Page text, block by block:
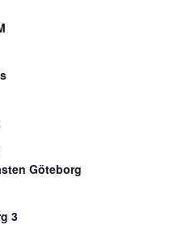
Göteborg
3